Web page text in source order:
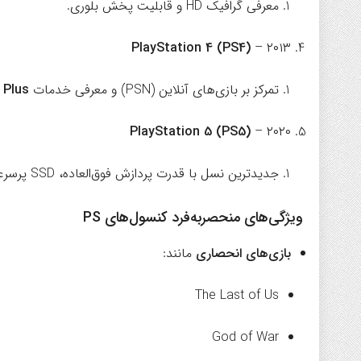
معرفی گرافیک HD و قابلیت پخش بلوری.
PlayStation 4 (PS4) – ۲۰۱۳
تمرکز بر بازی‌های آنلاین (PSN) و معرفی خدمات
PlayStation 5 (PS5) – ۲۰۲۰
جدیدترین نسل با قدرت پردازش فوق‌العاده، SSD پرسرعت و بازی‌های 4K/120fps.
ویژگی‌های منحصربه‌فرد کنسول‌های PS
بازی‌های انحصاری مانند:
The Last of Us
God of War